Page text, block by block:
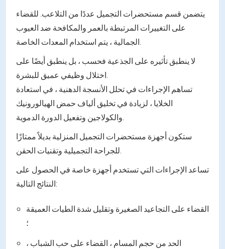
يتضمن قسم مستحضرات التجميل عددًا من التلاعب. للقضاء
على التغييرات المرتبطة بالعمر والمكافحة ضد العيوب
الجمالية ، يتم استخدام المعدات الخاصة.
لا ينطبق تأثيره على الجذعية فحسب ، بل ينطبق أيضًا على
اختلال وظيفي عميق للبشرة.
تساهم الإجراءات في تحلل الأنسجة الدهنية ، في استعادة
الخلايا ، لزيادة في تخليق ألياف حمض الهيالورونيك
والكولاجين وتفعيل الدورة الدموية.
ستكون أجهزة مستحضرات التجميل المنزلية بديلاً ممتازًا
للجراحة التجميلية وتقنيات الحقن.
تساعد الإجراءات التي تستخدم أجهزة خاصة في الحصول على
النتائج التالية:
القضاء على التجاعيد الصغيرة وتقليل شدة الطيات العميقة
؛
الحد من حجم المسام ، القضاء على حب الشباب ،